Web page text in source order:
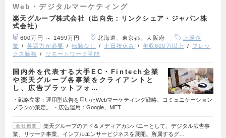
Web・デジタルマーケティング
楽天グループ株式会社（出向先：リンクシェア・ジャパン株
式会社）
600万円 ～ 1499万円 北海道、東京都、大阪府
上場企
業
英語力が必要 転勤なし 土日祝休み 年収600万以上
フレッ
クス勤務
リモートワーク可能
国内外を代表する大手EC・Fintech企業
や楽天グループ各事業をクライアントと
し、広告プラットフォ…
・戦略立案：運用型広告を用いたWebマーケティング戦略、コミュニケーション
プランの策定。 ・広告運用：Google、MET…
会社概要
楽天グループのアド＆メディアカンパニーとして、デジタル広告事
業、リサーチ事業、インフルエンサービジネスを展開。所属するグ…